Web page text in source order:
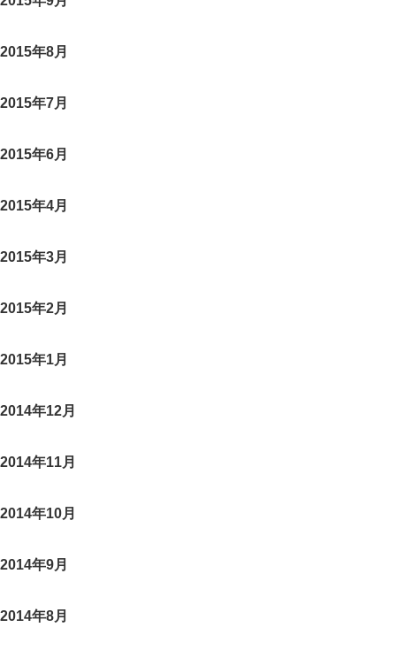
2015年8月
2015年7月
2015年6月
2015年4月
2015年3月
2015年2月
2015年1月
2014年12月
2014年11月
2014年10月
2014年9月
2014年8月